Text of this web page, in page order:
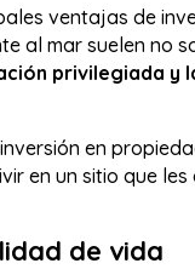
ventajas de
al mar suelen no
privilegiada y
en
en un sitio que
de vida